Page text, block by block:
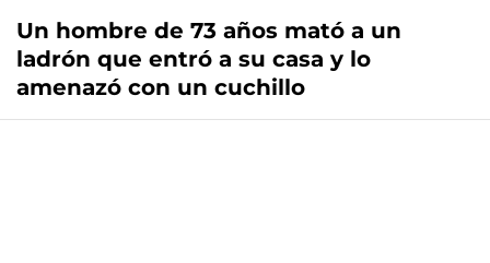
Un hombre de 73 años mató a un
ladrón que entró a su casa y lo
amenazó con un cuchillo